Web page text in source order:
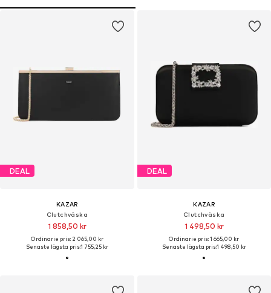
DEAL
KAZAR
Clutchväska
1 858,50 kr
Ordinarie pris: 2 065,00 kr
Senaste lägsta pris:1 755,25 kr
DEAL
KAZAR
Clutchväska
1 498,50 kr
Ordinarie pris: 1 665,00 kr
Senaste lägsta pris:1 498,50 kr